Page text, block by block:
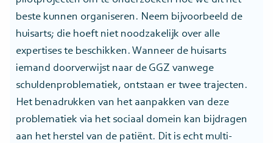
beste kunnen organiseren. Neem bijvoorbeeld de
huisarts; die hoeft niet noodzakelijk over alle
expertises te beschikken. Wanneer de huisarts
iemand doorverwijst naar de GGZ vanwege
schuldenproblematiek, ontstaan er twee trajecten.
Het benadrukken van het aanpakken van deze
problematiek via het sociaal domein kan bijdragen
aan het herstel van de patiënt. Dit is echt multi-